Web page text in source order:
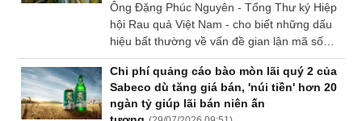
phần nội địa trong nửa cuối năm, đồng thời
dồn lực hiện thực hóa khát vọng mang 16
thương hiệu tỷ USD chinh phục 8 tỷ người
tiêu dùng thế giới.
Ông Đặng Phúc Nguyên - Tổng Thư ký Hiệp
hội Rau quả Việt Nam - cho biết những dấu
hiệu bất thường về vấn đề gian lận mã số
vùng trồng, mã số cơ sở đóng gói đã xuất
hiện ngay từ khi sầu riêng bắt đầu xuất khẩu
chính ngạch.
Chi phí quảng cáo bào mòn lãi quý 2 của
Sabeco dù tăng giá bán, 'núi tiền' hơn 20
ngàn tỷ giúp lãi bán niên ấn
chính